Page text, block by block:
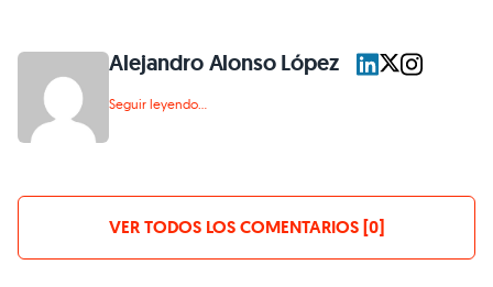
Alejandro Alonso López
Seguir leyendo...
VER TODOS LOS COMENTARIOS [0]